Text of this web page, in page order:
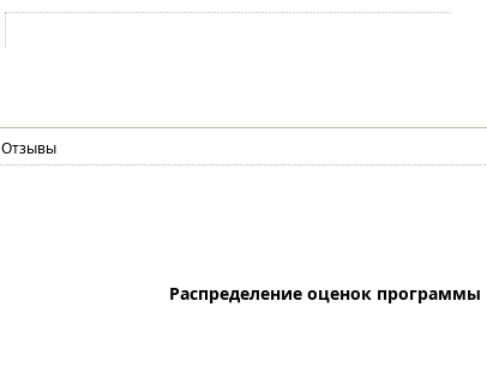
Отзывы
Распределение оценок программы